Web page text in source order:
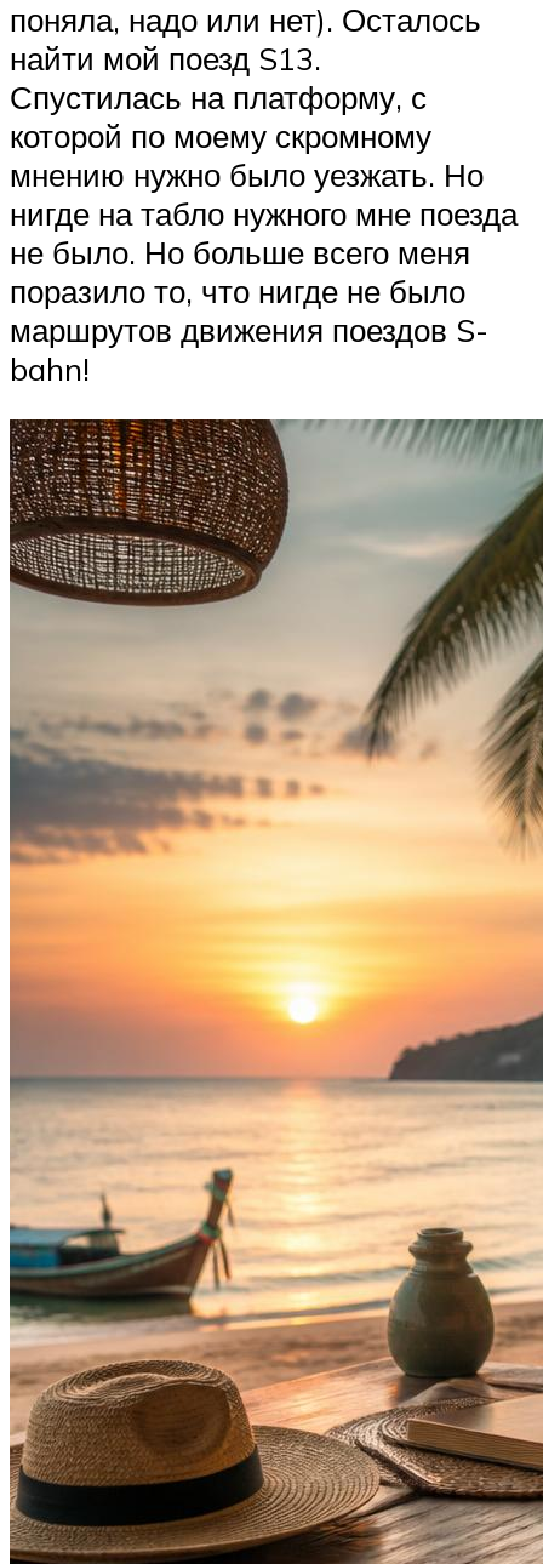
поняла, надо или нет). Осталось
найти мой поезд S13.
Спустилась на платформу, с
которой по моему скромному
мнению нужно было уезжать. Но
нигде на табло нужного мне поезда
не было. Но больше всего меня
поразило то, что нигде не было
маршрутов движения поездов S-
bahn!